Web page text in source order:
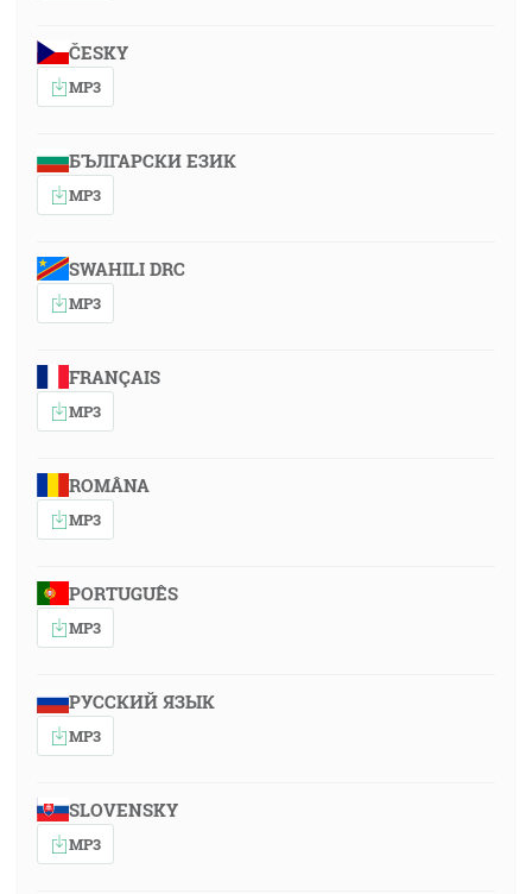
ČESKY
MP3
БЪЛГАРСКИ ЕЗИК
MP3
SWAHILI DRC
MP3
FRANÇAIS
MP3
ROMÂNA
MP3
PORTUGUÊS
MP3
РУССКИЙ ЯЗЫК
MP3
SLOVENSKY
MP3